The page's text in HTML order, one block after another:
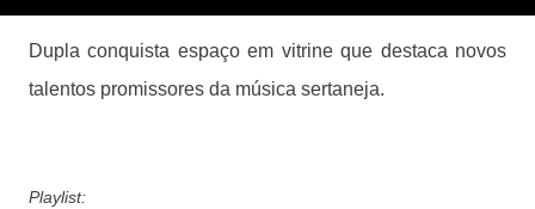
Dupla conquista espaço em vitrine que destaca novos
talentos promissores da música sertaneja.
Playlist: